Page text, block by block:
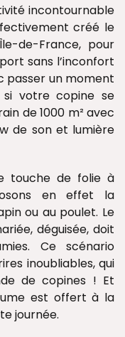
incontournable
créé le
de-France, pour
sans l’inconfort
passer un moment
votre copine se
de 1000 m² avec
de son et lumière
touche de folie à
en effet la
ou au poulet. Le
déguisée, doit
Ce scénario
inoubliables, qui
de copines ! Et
est offert à la
journée.